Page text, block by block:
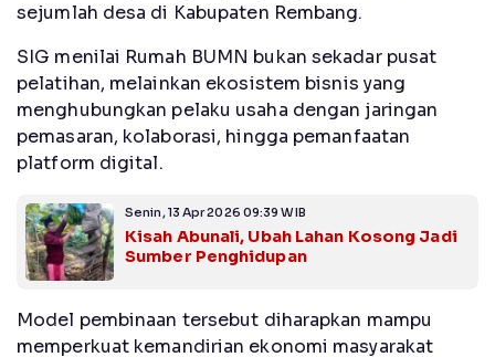
sejumlah desa di Kabupaten Rembang.
SIG menilai Rumah BUMN bukan sekadar pusat
pelatihan, melainkan ekosistem bisnis yang
menghubungkan pelaku usaha dengan jaringan
pemasaran, kolaborasi, hingga pemanfaatan
platform digital.
Senin, 13 Apr 2026 09:39 WIB
Kisah Abunali, Ubah Lahan Kosong Jadi
Sumber Penghidupan
Model pembinaan tersebut diharapkan mampu
memperkuat kemandirian ekonomi masyarakat